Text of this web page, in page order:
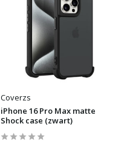
Coverzs
iPhone 16 Pro Max matte
Shock case (zwart)